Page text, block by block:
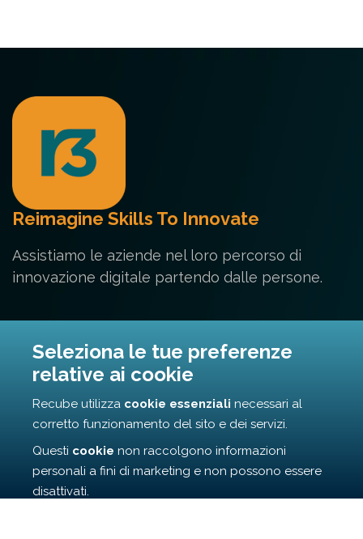
Reimagine Skills To Innovate
Assistiamo le aziende nel loro percorso di
innovazione digitale partendo dalle persone.
Via Cunfida 35 - 00195 Roma
info@recube.it
Seleziona le tue preferenze
relative ai cookie
Recube utilizza cookie essenziali necessari al
corretto funzionamento del sito e dei servizi.
Questi cookie non raccolgono informazioni
personali a fini di marketing e non possono essere
disattivati.